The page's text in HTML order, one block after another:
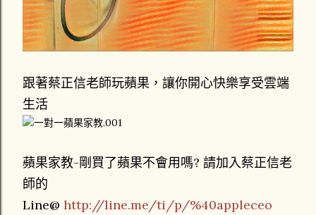
跟著蔡正信老師玩蘋果，讓你開心快樂享受雲端
生活
蘋果家教-剛買了蘋果不會用嗎? 請加入蔡正信老
師的
Line@ http://line.me/ti/p/%40appleceo